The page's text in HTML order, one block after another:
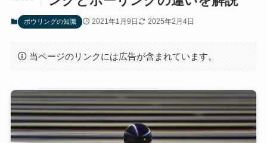
ボウリングの知識 2021年1月9日 2025年2月4日
当ページのリンクには広告が含まれています。